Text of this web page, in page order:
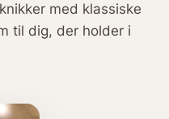
med klassiske
til dig, der holder i